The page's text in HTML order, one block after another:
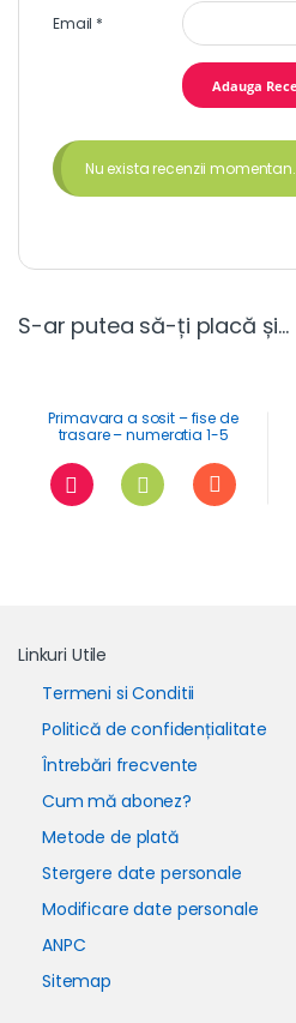
Email *
Nu exista recenzii momentan.
S-ar putea să-ți placă și…
Primavara a sosit – fise de
trasare – numeratia 1-5
Linkuri Utile
Termeni si Conditii
Politică de confidențialitate
Întrebări frecvente
Cum mă abonez?
Metode de plată
Stergere date personale
Modificare date personale
ANPC
Sitemap